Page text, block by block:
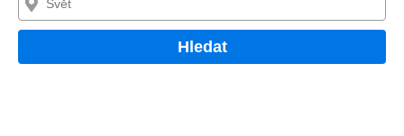
Hledat